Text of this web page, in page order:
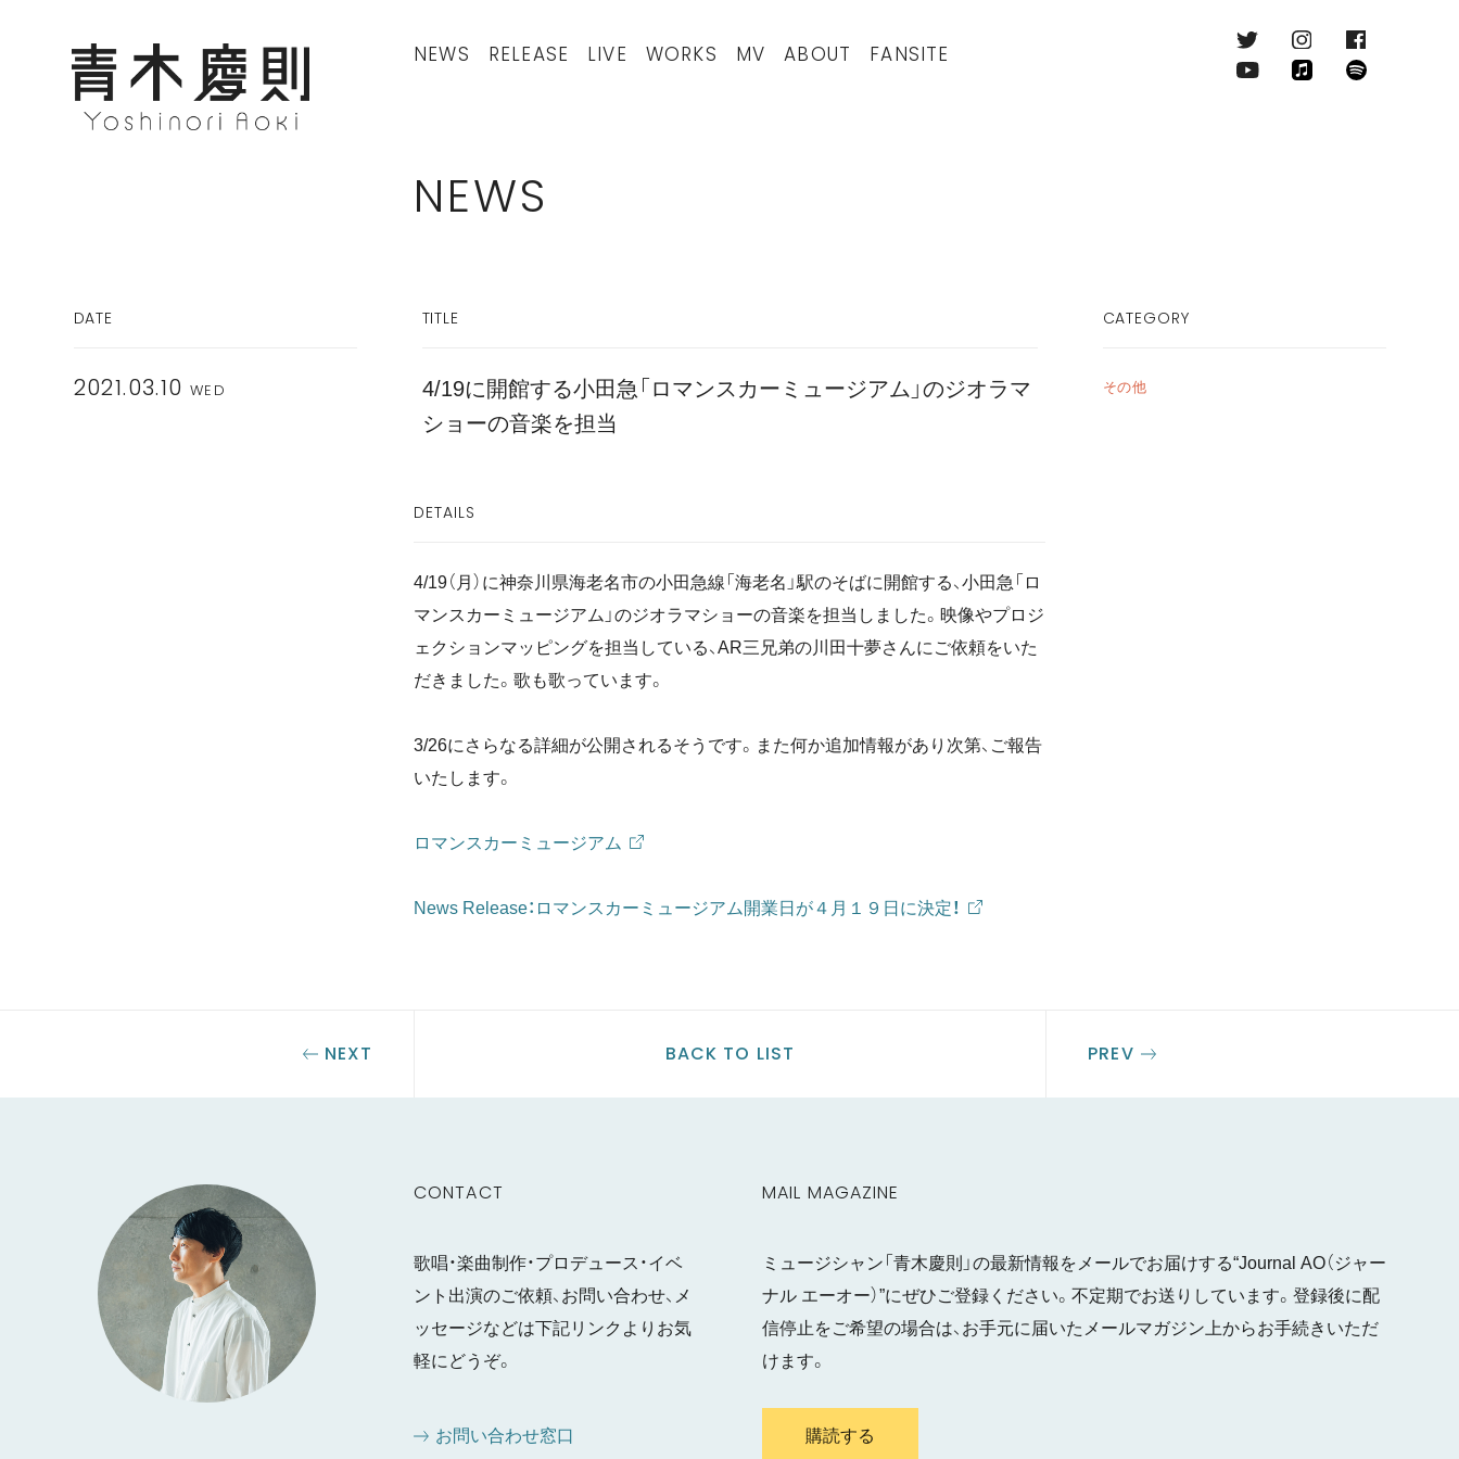
NEWS RELEASE LIVE WORKS MV ABOUT FANSITE
NEWS
DATE
2021.03.10 WED
TITLE
4/19に開館する小田急「ロマンスカーミュージアム」のジオラマ
ショーの音楽を担当
CATEGORY
その他
DETAILS
4/19（月）に神奈川県海老名市の小田急線「海老名」駅のそばに開館する、小田急「ロ
マンスカーミュージアム」のジオラマショーの音楽を担当しました。映像やプロジ
ェクションマッピングを担当している、AR三兄弟の川田十夢さんにご依頼をいた
だきました。歌も歌っています。
3/26にさらなる詳細が公開されるそうです。また何か追加情報があり次第、ご報告
いたします。
ロマンスカーミュージアム
News Release：ロマンスカーミュージアム開業日が４月１９日に決定！
NEXT BACK TO LIST PREV
CONTACT
歌唱・楽曲制作・プロデュース・イベ
ント出演のご依頼、お問い合わせ、メ
ッセージなどは下記リンクよりお気
軽にどうぞ。
お問い合わせ窓口
MAIL MAGAZINE
ミュージシャン「青木慶則」の最新情報をメールでお届けする“Journal AO（ジャー
ナル エーオー）”にぜひご登録ください。不定期でお送りしています。登録後に配
信停止をご希望の場合は、お手元に届いたメールマガジン上からお手続きいただ
けます。
購読する